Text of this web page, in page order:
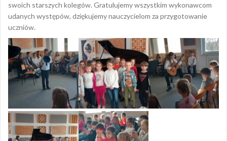
swoich starszych kolegów. Gratulujemy wszystkim wykonawcom
udanych występów, dziękujemy nauczycielom za przygotowanie
uczniów.